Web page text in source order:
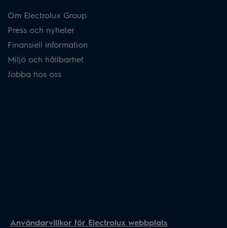
Om Electrolux Group
Press och nyheter
Finansiell information
Miljö och hållbarhet
Jobba hos oss
Användarvillkor för Electrolux webbplats